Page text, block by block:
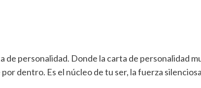
de personalidad. Donde la carta de personalidad
dentro. Es el núcleo de tu ser, la fuerza